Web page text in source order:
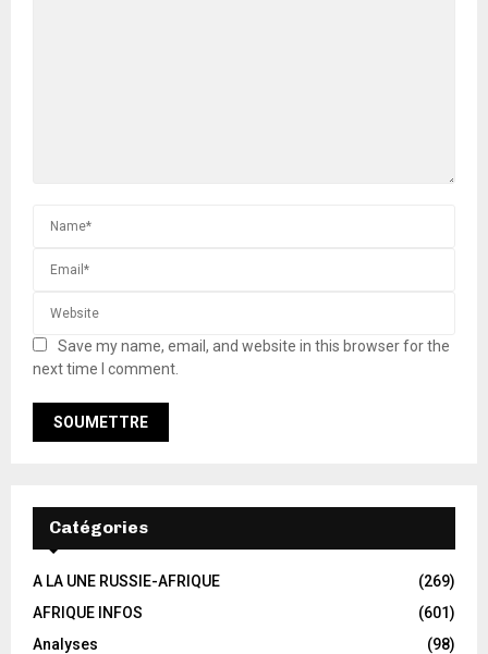
Save my name, email, and website in this browser for the
next time I comment.
Catégories
A LA UNE RUSSIE-AFRIQUE
(269)
AFRIQUE INFOS
(601)
Analyses
(98)